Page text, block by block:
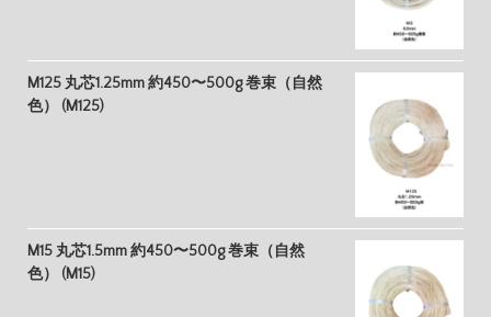
M125 丸芯1.25mm 約450〜500g 巻束（自然
色） (M125)
M15 丸芯1.5mm 約450〜500g 巻束（自然
色） (M15)